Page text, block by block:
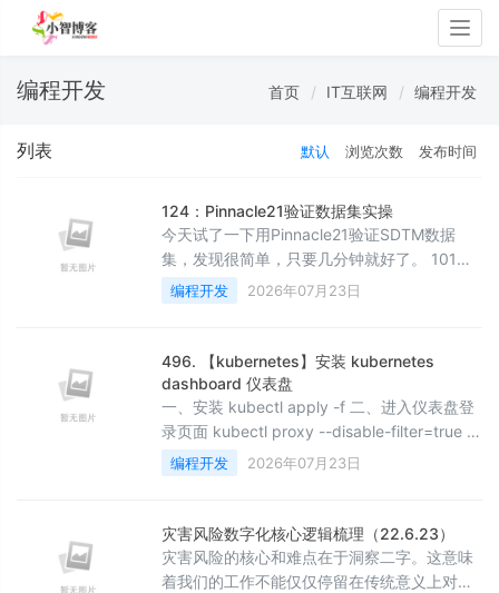
编程开发 首页 IT互联网 编程开发
列表 默认 浏览次数 发布时间
124：Pinnacle21验证数据集实操
今天试了一下用Pinnacle21验证SDTM数据
集，发现很简单，只要几分钟就好了。 101：
SAS生成XPT格式文件 上次我讲了如何用SAS
导出XPT格式的文件，然后我今天去官网找这
成一个循环，而不是只有一个宏介绍。 我直接
把代码copy下来，设定好自己的逻辑库，立马
把所有的数据集都转换成XPT格式的文件。 接
着将XPT文
编程开发 2026年07月23日
496. 【kubernetes】安装 kubernetes
dashboard 仪表盘
一、安装 kubectl apply -f 二、进入仪表盘登
录页面 kubectl proxy --disable-filter=true --
address='0.0.0.0' 现在就可以通过浏览器访问
了：
编程开发 2026年07月23日
灾害风险数字化核心逻辑梳理（22.6.23）
灾害风险的核心和难点在于洞察二字。这意味
着我们的工作不能仅仅停留在传统意义上对于